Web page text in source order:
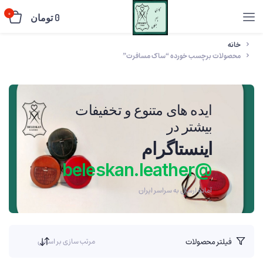
0 تومان 0
خانه
محصولات برچسب خورده “ساک مسافرت”
ایده های متنوع و تخفیفات
بیشتر در
اینستاگرام
@beleskan.leather
آماده ارسال به سراسر ایران
فیلتر محصولات مرتب سازی بر اساس